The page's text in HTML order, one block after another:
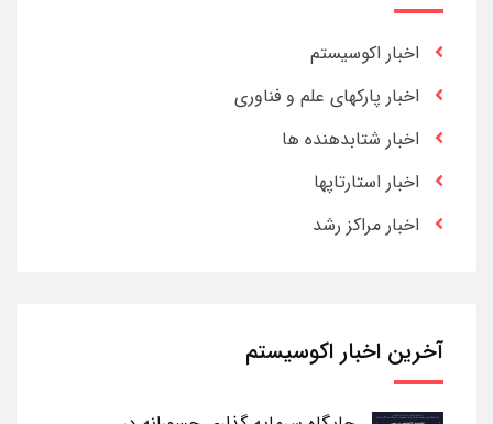
اخبار اکوسیستم
اخبار پارکهای علم و فناوری
اخبار شتابدهنده ها
اخبار استارتاپها
اخبار مراکز رشد
آخرین اخبار اکوسیستم